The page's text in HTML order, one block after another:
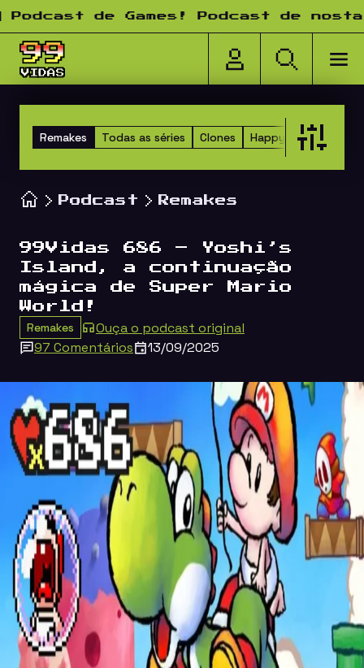
Pular para o conteúdo
de Games! Podcast de
Todas as séries Clones Happy Hour dos
Remakes
Podcast Remakes
99Vidas 686 – Yoshi’s
Island, a continuação
mágica de Super Mario
World!
Remakes
Ouça o podcast original
97 Comentários
13/09/2025